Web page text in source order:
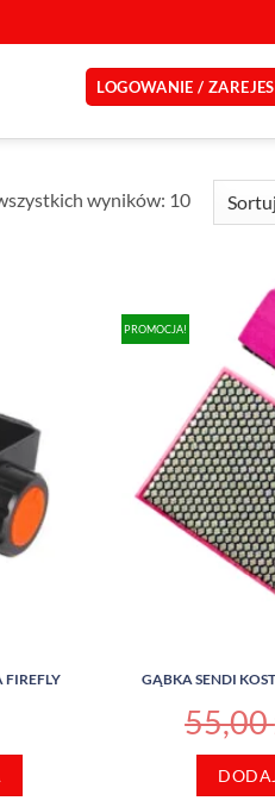
LOGOWANIE /
wyników: 10
według
PROMOCJA!
GĄBKA SENDI
55,00